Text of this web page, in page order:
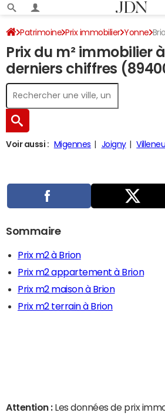
Patrimoine Prix immobilier Yonne
Prix du m² immobilier
derniers chiffres
Voir aussi : Migennes Joigny
Sommaire
Prix m2 à Brion
Prix m2 appartement à Brion
Prix m2 maison à Brion
Prix m2 terrain à Brion
Attention : Les données de prix